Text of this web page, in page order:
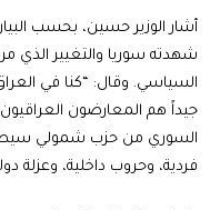
أشار الوزير حسين، بحسب
شهدته سوريا والتغيير الذي
السياسي. وقال: “كنا في
جيداً هم المعارضون
السوري من حزب شمولي
فردية، وحروب داخلية، وعزلة